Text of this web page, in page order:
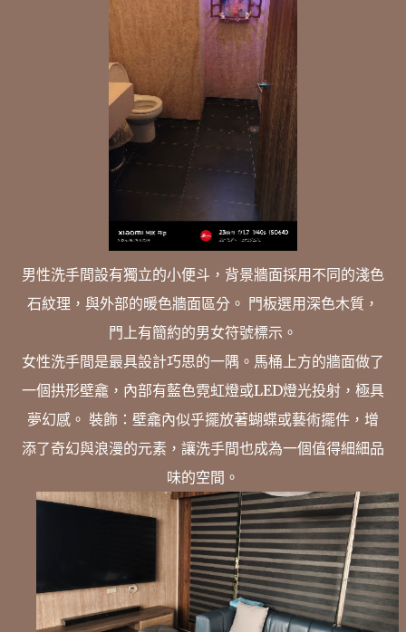
男性洗手間設有獨立的小便斗，背景牆面採用不同的淺色
石紋理，與外部的暖色牆面區分。 門板選用深色木質，
門上有簡約的男女符號標示。
女性洗手間是最具設計巧思的一隅。馬桶上方的牆面做了
一個拱形壁龕，內部有藍色霓虹燈或LED燈光投射，極具
夢幻感。 裝飾：壁龕內似乎擺放著蝴蝶或藝術擺件，增
添了奇幻與浪漫的元素，讓洗手間也成為一個值得細細品
味的空間。